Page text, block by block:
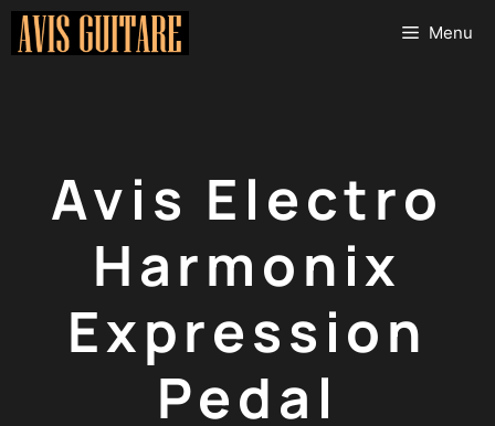
Aller
Menu
Avis Electro
Harmonix
Expression
Pedal